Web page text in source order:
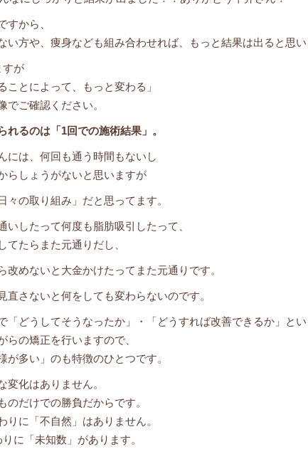
すから、
い方や、痩身なども組み合わせれば、もっと結果は出ると思
すが
ことによって、もっと変わる」
でご確認ください。
れるのは「1回での施術結果」。
には、何回も通う時間もないし
らしょうがないと思いますが
々の取り組み」だと思ってます。
いしたって何度も脂肪吸引したって、
てたらまた元通りだし、
改めないと大金かけたってまた元通りです。
直さないと何をしても変わらないのです。
「どうしてそうなったか」・「どうすれば改善できるか」とい
らの矯正を行いますので、
が多い」のも特徴のひとつです。
変化はありません。
のだけでの勝負だからです。
りに「不自然」はありません。
に「未知数」があります。